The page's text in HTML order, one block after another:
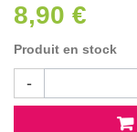
8,90 €
Produit en stock
-